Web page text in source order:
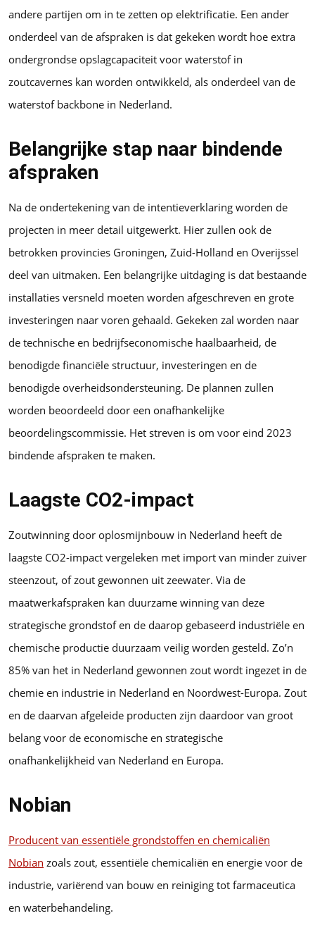
andere partijen om in te zetten op elektrificatie. Een ander
onderdeel van de afspraken is dat gekeken wordt hoe extra
ondergrondse opslagcapaciteit voor waterstof in
zoutcavernes kan worden ontwikkeld, als onderdeel van de
waterstof backbone in Nederland.
Belangrijke stap naar bindende
afspraken
Na de ondertekening van de intentieverklaring worden de
projecten in meer detail uitgewerkt. Hier zullen ook de
betrokken provincies Groningen, Zuid-Holland en Overijssel
deel van uitmaken. Een belangrijke uitdaging is dat bestaande
installaties versneld moeten worden afgeschreven en grote
investeringen naar voren gehaald. Gekeken zal worden naar
de technische en bedrijfseconomische haalbaarheid, de
benodigde financiële structuur, investeringen en de
benodigde overheidsondersteuning. De plannen zullen
worden beoordeeld door een onafhankelijke
beoordelingscommissie. Het streven is om voor eind 2023
bindende afspraken te maken.
Laagste CO2-impact
Zoutwinning door oplosmijnbouw in Nederland heeft de
laagste CO2-impact vergeleken met import van minder zuiver
steenzout, of zout gewonnen uit zeewater. Via de
maatwerkafspraken kan duurzame winning van deze
strategische grondstof en de daarop gebaseerd industriële en
chemische productie duurzaam veilig worden gesteld. Zo’n
85% van het in Nederland gewonnen zout wordt ingezet in de
chemie en industrie in Nederland en Noordwest-Europa. Zout
en de daarvan afgeleide producten zijn daardoor van groot
belang voor de economische en strategische
onafhankelijkheid van Nederland en Europa.
Nobian
Producent van essentiële grondstoffen en chemicaliën
Nobian zoals zout, essentiële chemicaliën en energie voor de
industrie, variërend van bouw en reiniging tot farmaceutica
en waterbehandeling.